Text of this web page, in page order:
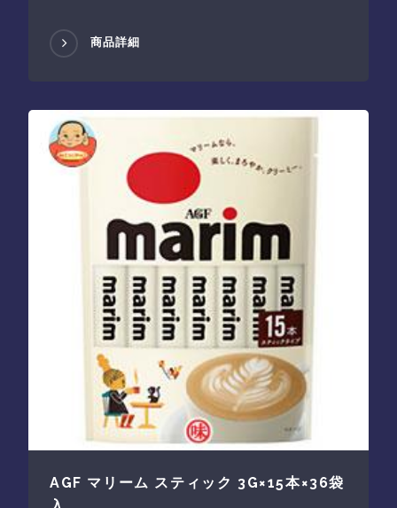
商品詳細
AGF マリーム スティック 3G×15本×36袋